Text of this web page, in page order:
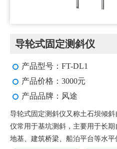
导轮式固定测斜仪
产品型号：FT-DL1
产品价格：3000元
产品品牌：风途
导轮式固定测斜仪又称土石坝倾
仪常用于基坑测斜，主要用于长期
地基、建筑桥梁、船泊平台等水平